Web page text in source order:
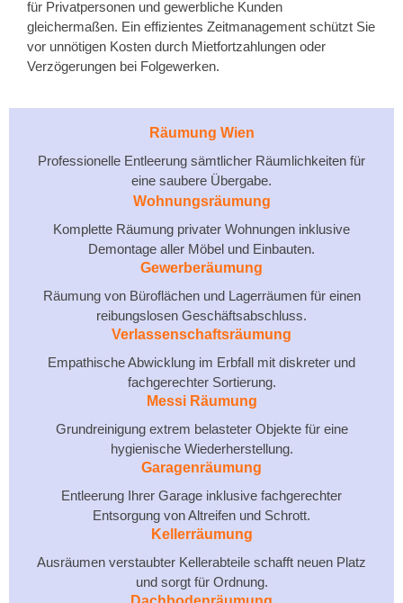
für Privatpersonen und gewerbliche Kunden
gleichermaßen. Ein effizientes Zeitmanagement schützt Sie
vor unnötigen Kosten durch Mietfortzahlungen oder
Verzögerungen bei Folgewerken.
Räumung Wien
Professionelle Entleerung sämtlicher Räumlichkeiten für
eine saubere Übergabe.
Wohnungsräumung
Komplette Räumung privater Wohnungen inklusive
Demontage aller Möbel und Einbauten.
Gewerberäumung
Räumung von Büroflächen und Lagerräumen für einen
reibungslosen Geschäftsabschluss.
Verlassenschaftsräumung
Empathische Abwicklung im Erbfall mit diskreter und
fachgerechter Sortierung.
Messi Räumung
Grundreinigung extrem belasteter Objekte für eine
hygienische Wiederherstellung.
Garagenräumung
Entleerung Ihrer Garage inklusive fachgerechter
Entsorgung von Altreifen und Schrott.
Kellerräumung
Ausräumen verstaubter Kellerabteile schafft neuen Platz
und sorgt für Ordnung.